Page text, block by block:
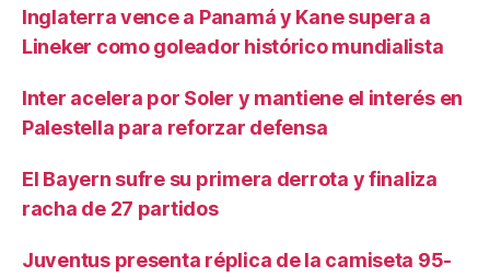
Inglaterra vence a Panamá y Kane supera a
Lineker como goleador histórico mundialista
Inter acelera por Soler y mantiene el interés en
Palestella para reforzar defensa
El Bayern sufre su primera derrota y finaliza
racha de 27 partidos
Juventus presenta réplica de la camiseta 95-